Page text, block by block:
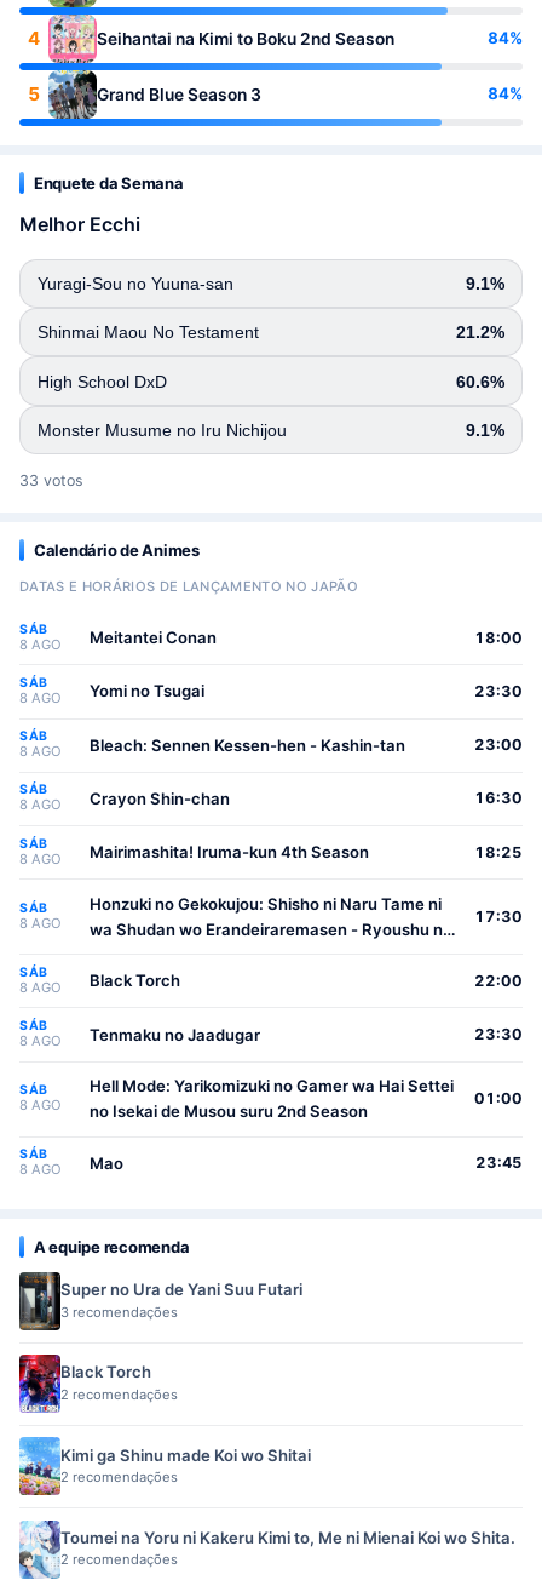
4 Seihantai na Kimi to Boku 2nd Season 84%
5 Grand Blue Season 3 84%
Enquete da Semana
Melhor Ecchi
Yuragi-Sou no Yuuna-san 9.1%
Shinmai Maou No Testament 21.2%
High School DxD 60.6%
Monster Musume no Iru Nichijou 9.1%
33 votos
Calendário de Animes
DATAS E HORÁRIOS DE LANÇAMENTO NO JAPÃO
SÁB
8 AGO Meitantei Conan 18:00
SÁB
8 AGO Yomi no Tsugai 23:30
SÁB
8 AGO Bleach: Sennen Kessen-hen - Kashin-tan 23:00
SÁB
8 AGO Crayon Shin-chan 16:30
SÁB
8 AGO Mairimashita! Iruma-kun 4th Season 18:25
SÁB
8 AGO
Honzuki no Gekokujou: Shisho ni Naru Tame ni
wa Shudan wo Erandeiraremasen - Ryoushu no
17:30
SÁB
8 AGO Black Torch 22:00
SÁB
8 AGO Tenmaku no Jaadugar 23:30
SÁB
8 AGO
Hell Mode: Yarikomizuki no Gamer wa Hai Settei
no Isekai de Musou suru 2nd Season
01:00
SÁB
8 AGO Mao 23:45
A equipe recomenda
Super no Ura de Yani Suu Futari
3 recomendações
Black Torch
2 recomendações
Kimi ga Shinu made Koi wo Shitai
2 recomendações
Toumei na Yoru ni Kakeru Kimi to, Me ni Mienai Koi wo Shita.
2 recomendações